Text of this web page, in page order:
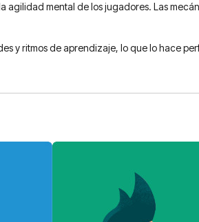
mental de los jugadores. Las
y ritmos de aprendizaje, lo que lo hace